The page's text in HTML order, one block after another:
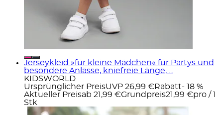
Jerseykleid »für kleine Mädchen« für Partys und
besondere Anlässe, kniefreie Länge, ...
KIDSWORLD
Ursprünglicher PreisUVP 26,99 € Rabatt- 18 %
Aktueller Preisab 21,99 €Grundpreis21,99 €pro / 1
Stk